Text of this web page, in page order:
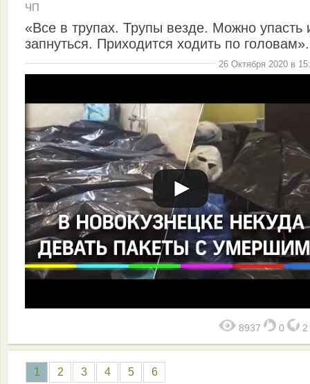
ЧП
«Все в трупах. Трупы везде. Можно упасть
запнуться. Приходится ходить по головам».
26 Октября 2020 в
8937 0 2
1 2 3 4 5 6